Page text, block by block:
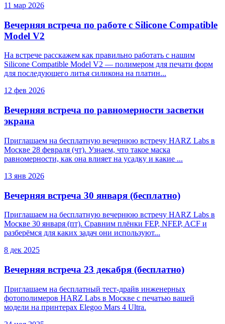
11 мар 2026
Вечерняя встреча по работе с Silicone Compatible
Model V2
На встрече расскажем как правильно работать c нашим
Silicone Compatible Model V2 — полимером для печати форм
для последующего литья силикона на платин...
12 фев 2026
Вечерняя встреча по равномерности засветки
экрана
Приглашаем на бесплатную вечернюю встречу HARZ Labs в
Москве 28 февраля (чт). Узнаем, что такое маска
равномерности, как она влияет на усадку и какие ...
13 янв 2026
Вечерняя встреча 30 января (бесплатно)
Приглашаем на бесплатную вечернюю встречу HARZ Labs в
Москве 30 января (пт). Сравним плёнки FEP, NFEP, ACF и
разберёмся для каких задач они используют...
8 дек 2025
Вечерняя встреча 23 декабря (бесплатно)
Приглашаем на бесплатный тест-драйв инженерных
фотополимеров HARZ Labs в Москве с печатью вашей
модели на принтерах Elegoo Mars 4 Ultra.